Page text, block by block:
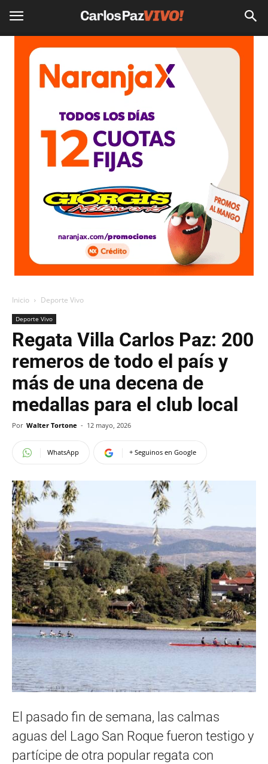
Inicio Deporte Vivo
Deporte Vivo
Regata Villa Carlos Paz: 200
remeros de todo el país y
más de una decena de
medallas para el club local
Por Walter Tortone - 12 mayo, 2026
WhatsApp + Seguinos en Google
El pasado fin de semana, las calmas
aguas del Lago San Roque fueron testigo y
partícipe de otra popular regata con